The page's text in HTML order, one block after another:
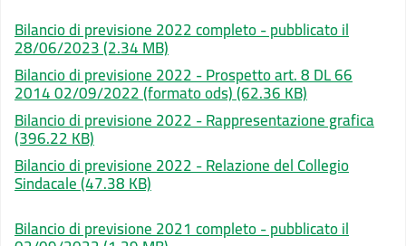
Bilancio di previsione 2022 completo - pubblicato il
28/06/2023(2.34 MB)
Bilancio di previsione 2022 - Prospetto art. 8 DL 66
2014 02/09/2022 (formato ods)(62.36 KB)
Bilancio di previsione 2022 - Rappresentazione grafica
(396.22 KB)
Bilancio di previsione 2022 - Relazione del Collegio
Sindacale(47.38 KB)
Bilancio di previsione 2021 completo - pubblicato il